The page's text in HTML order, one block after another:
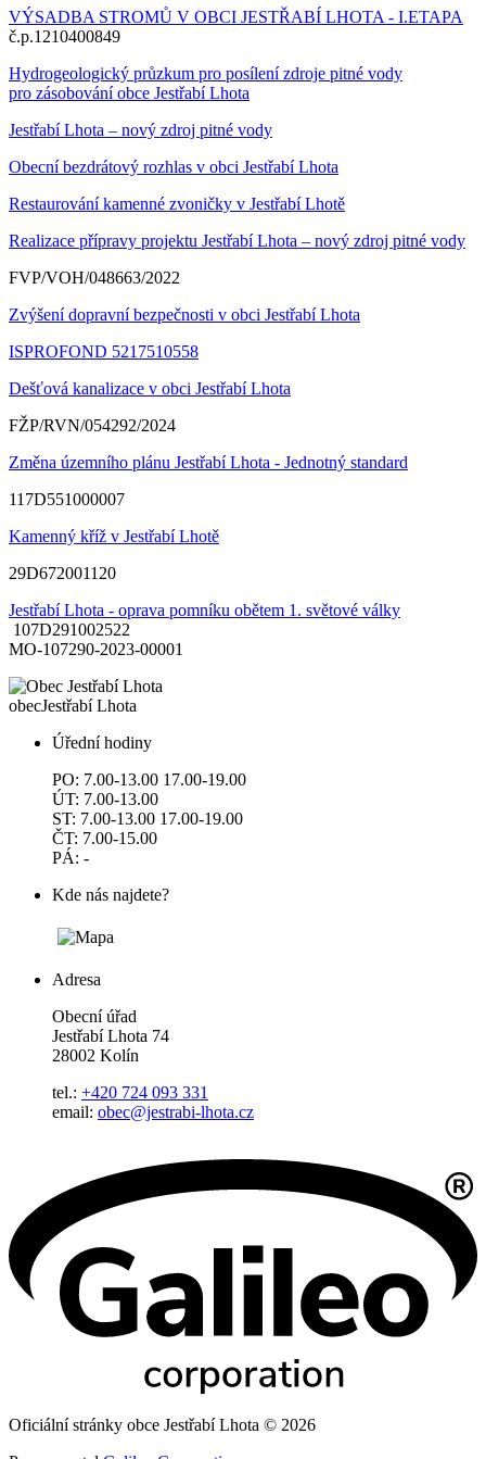
VÝSADBA STROMŮ V OBCI JESTŘABÍ LHOTA - I.ETAPA
č.p.1210400849
Hydrogeologický průzkum pro posílení zdroje pitné vody
pro zásobování obce Jestřabí Lhota
Jestřabí Lhota – nový zdroj pitné vody
Obecní bezdrátový rozhlas v obci Jestřabí Lhota
Restaurování kamenné zvoničky v Jestřabí Lhotě
Realizace přípravy projektu Jestřabí Lhota – nový zdroj pitné vody
FVP/VOH/048663/2022
Zvýšení dopravní bezpečnosti v obci Jestřabí Lhota
ISPROFOND 5217510558
Dešťová kanalizace v obci Jestřabí Lhota
FŽP/RVN/054292/2024
Změna územního plánu Jestřabí Lhota - Jednotný standard
117D551000007
Kamenný kříž v Jestřabí Lhotě
29D672001120
Jestřabí Lhota - oprava pomníku obětem 1. světové války
107D291002522
MO-107290-2023-00001
obecJestřabí Lhota
Úřední hodiny
PO: 7.00-13.00 17.00-19.00
ÚT: 7.00-13.00
ST: 7.00-13.00 17.00-19.00
ČT: 7.00-15.00
PÁ: -
Kde nás najdete?
Adresa
Obecní úřad
Jestřabí Lhota 74
28002 Kolín
tel.: +420 724 093 331
email: obec@jestrabi-lhota.cz
Oficiální stránky obce Jestřabí Lhota © 2026